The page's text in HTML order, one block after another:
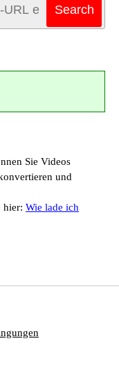
Sie Videos
und
hier: Wie lade ich